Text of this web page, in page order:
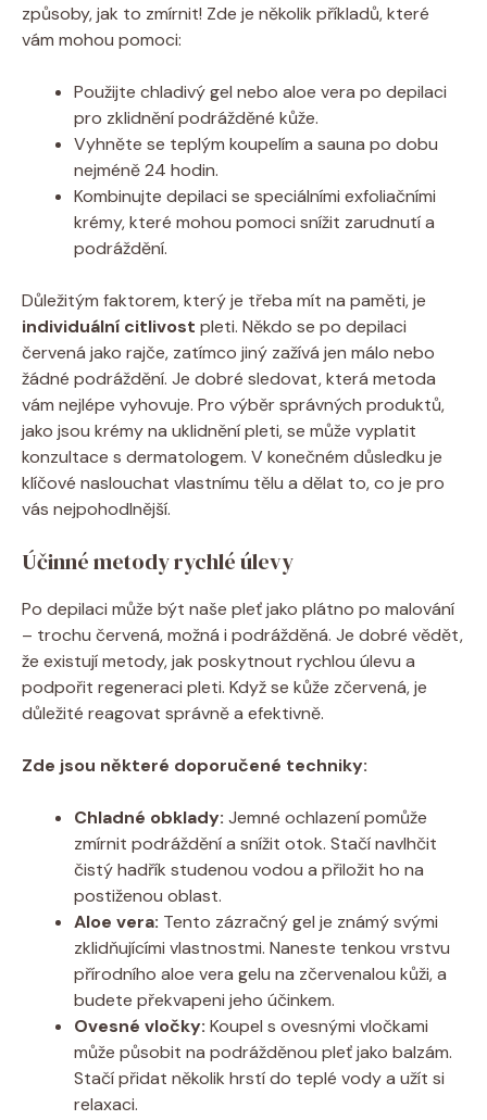
způsoby, jak to zmírnit! Zde je několik příkladů, které
vám mohou pomoci:
Použijte chladivý gel nebo aloe vera po depilaci
pro zklidnění podrážděné kůže.
Vyhněte se teplým koupelím a sauna po dobu
nejméně 24 hodin.
Kombinujte depilaci se speciálními exfoliačními
krémy, které mohou pomoci snížit zarudnutí a
podráždění.
Důležitým faktorem, který je třeba mít na paměti, je
individuální citlivost pleti. Někdo se po depilaci
červená jako rajče, zatímco jiný zažívá jen málo nebo
žádné podráždění. Je dobré sledovat, která metoda
vám nejlépe vyhovuje. Pro výběr správných produktů,
jako jsou krémy na uklidnění pleti, se může vyplatit
konzultace s dermatologem. V konečném důsledku je
klíčové naslouchat vlastnímu tělu a dělat to, co je pro
vás nejpohodlnější.
Účinné metody rychlé úlevy
Po depilaci může být naše pleť jako plátno po malování
– trochu červená, možná i podrážděná. Je dobré vědět,
že existují metody, jak poskytnout rychlou úlevu a
podpořit regeneraci pleti. Když se kůže zčervená, je
důležité reagovat správně a efektivně.
Zde jsou některé doporučené techniky:
Chladné obklady: Jemné ochlazení pomůže
zmírnit podráždění a snížit otok. Stačí navlhčit
čistý hadřík studenou vodou a přiložit ho na
postiženou oblast.
Aloe vera: Tento zázračný gel je známý svými
zklidňujícími vlastnostmi. Naneste tenkou vrstvu
přírodního aloe vera gelu na zčervenalou kůži, a
budete překvapeni jeho účinkem.
Ovesné vločky: Koupel s ovesnými vločkami
může působit na podrážděnou pleť jako balzám.
Stačí přidat několik hrstí do teplé vody a užít si
relaxaci.